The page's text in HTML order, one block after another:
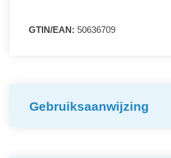
GTIN/EAN: 50636709
Gebruiksaanwijzing